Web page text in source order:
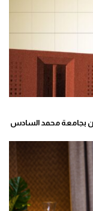
بجامعة محمد السادس